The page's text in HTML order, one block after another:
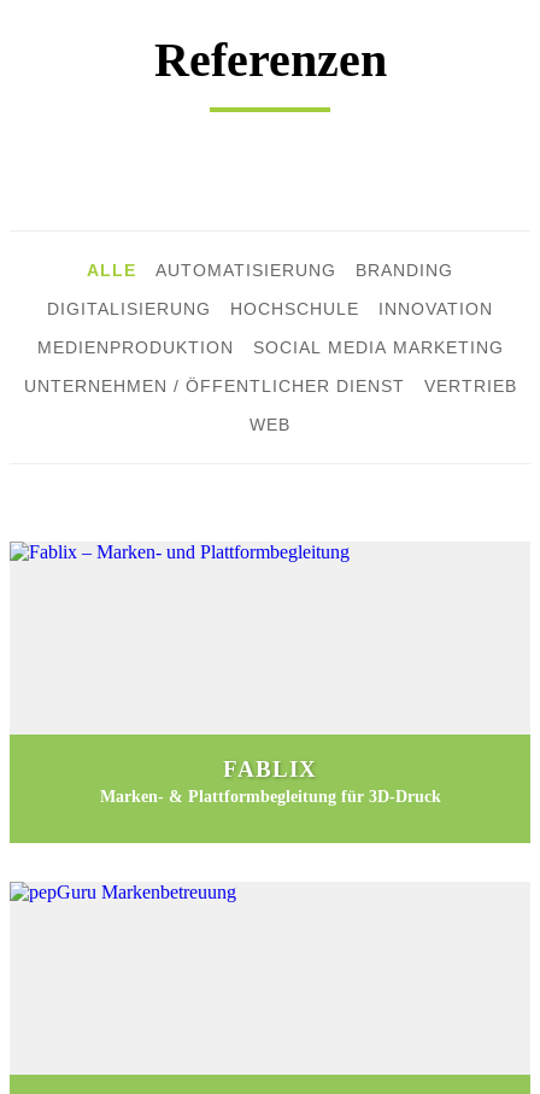
Referenzen
ALLE AUTOMATISIERUNG
BRANDING
DIGITALISIERUNG
HOCHSCHULE
INNOVATION
MEDIENPRODUKTION
SOCIAL MEDIA MARKETING
UNTERNEHMEN / ÖFFENTLICHER DIENST
VERTRIEB
WEB
FABLIX
Marken- & Plattformbegleitung für 3D-Druck